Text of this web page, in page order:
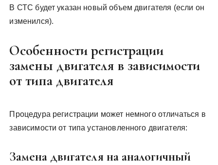
В СТС будет указан новый объем двигателя (если он
изменился).
Особенности регистрации
замены двигателя в зависимости
от типа двигателя
Процедура регистрации может немного отличаться в
зависимости от типа установленного двигателя:
Замена двигателя на аналогичный